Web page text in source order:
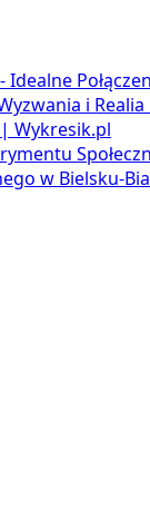
- Idealne
i
Wykresik.pl
w Bielsku-